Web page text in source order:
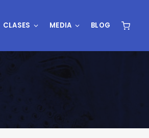
CLASES MEDIA BLOG